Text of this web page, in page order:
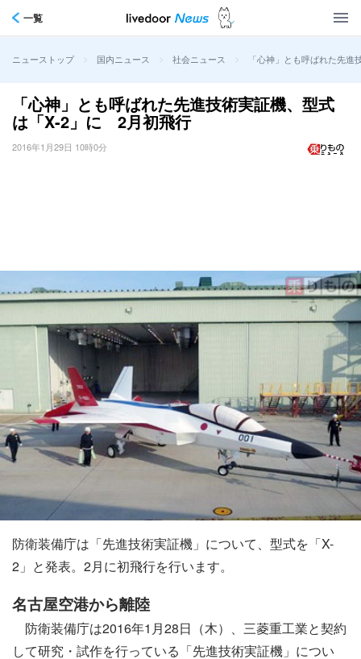
一覧
ニューストップ > 国内ニュース > 社会ニュース > 「心神」とも呼ばれた先
「心神」とも呼ばれた先進技術実証機、型式
は「X-2」に 2月初飛行
2016年1月29日 10時0分
防衛装備庁は「先進技術実証機」について、型式を「X-
2」と発表。2月に初飛行を行います。
名古屋空港から離陸
防衛装備庁は2016年1月28日（木）、三菱重工業と契約
して研究・試作を行っている「先進技術実証機」につい